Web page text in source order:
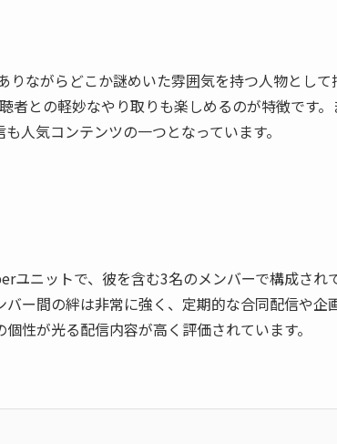
りながらどこか謎めいた雰囲気を持つ人物として
者との軽妙なやり取りも楽しめるのが特徴です。
人気コンテンツの一つとなっています。
ユニットで、彼を含む3名のメンバーで構成され
ー間の絆は非常に強く、定期的な合同配信や企
性が光る配信内容が高く評価されています。